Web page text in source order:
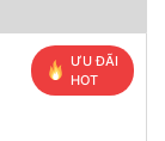
ƯU ĐÃI
HOT